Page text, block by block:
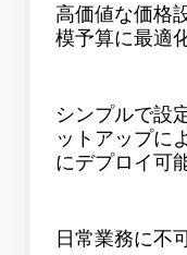
高価値な価格
模予算に最適
シンプルで設
ットアップに
にデプロイ可
日常業務に不